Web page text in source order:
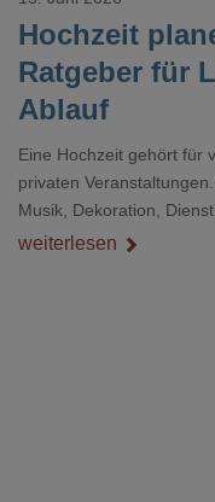
Hochzeit
Ratgeber für
Ablauf
Eine Hochzeit gehört für
privaten
Musik, Dekoration,
zusammenpassen, damit
weiterlesen